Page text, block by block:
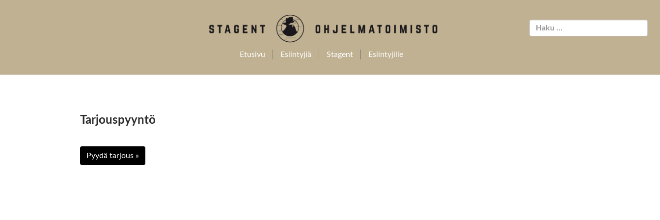
Etusivu Esiintyjiä Stagent Esiintyjille
Tarjouspyyntö
Pyydä tarjous »